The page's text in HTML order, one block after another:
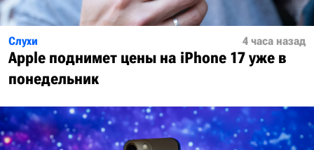
Слухи 4 часа назад
Apple поднимет цены на iPhone 17 уже в
понедельник